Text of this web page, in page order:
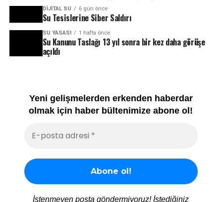
DIJITAL SU 6 gün önce
Su Tesislerine Siber Saldırı
SU YASASI 1 hafta önce
Su Kanunu Taslağı 13 yıl sonra bir kez daha görüşe
açıldı
Yeni gelişmelerden erkenden haberdar
olmak için haber bültenimize abone ol!
İstenmeyen posta göndermiyoruz! İstediğiniz